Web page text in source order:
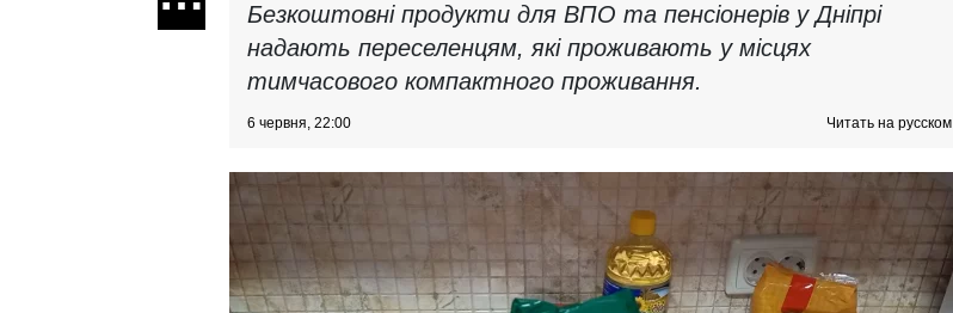
Безкоштовні продукти для ВПО та пенсіонерів у Дніпрі
надають переселенцям, які проживають у місцях
тимчасового компактного проживання.
6 червня, 22:00 Читать на русском